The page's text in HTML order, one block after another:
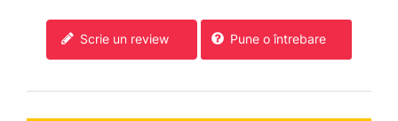
Scrie un review Pune o întrebare